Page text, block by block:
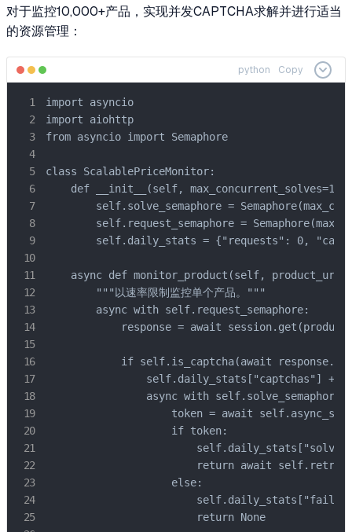
对于监控10,000+产品，实现并发CAPTCHA求解并进行适当
的资源管理：
python Copy
import asyncio
import aiohttp
from asyncio import Semaphore
class ScalablePriceMonitor:
def __init__(self,
self.solve_semaphore =
self.request_semaphore =
self.daily_stats = {"requests": 0,
async def monitor_product(self, product_url,
        """以速率限制监控单个产品。"""
        async with self.request_semaphore:
response = await
if self.is_captcha(await
self.daily_stats["captchas"] +=
                async with self.solve_semaphore:
token = await
                    if token:
return await
                    else:
                        return None